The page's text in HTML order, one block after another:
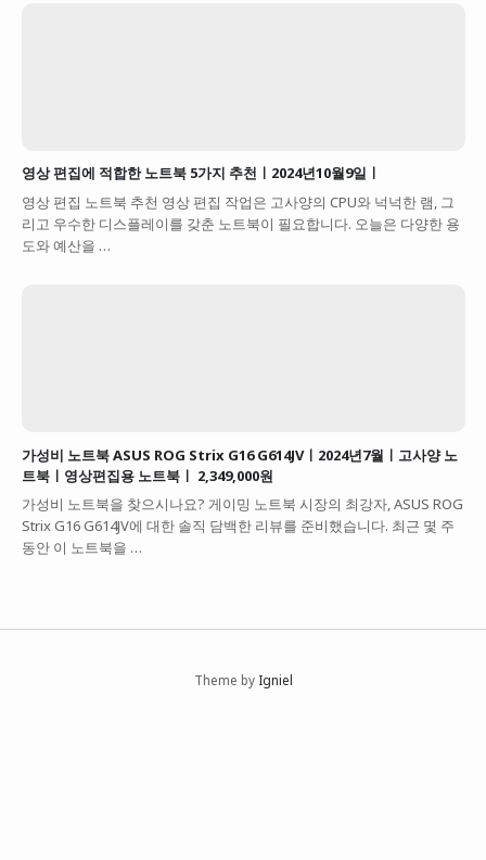
영상 편집에 적합한 노트북 5가지 추천ㅣ2024년10월9일ㅣ
영상 편집 노트북 추천 영상 편집 작업은 고사양의 CPU와 넉넉한 램, 그
리고 우수한 디스플레이를 갖춘 노트북이 필요합니다. 오늘은 다양한 용
도와 예산을 …
가성비 노트북 ASUS ROG Strix G16 G614JVㅣ2024년7월ㅣ고사양 노
트북ㅣ영상편집용 노트북ㅣ 2,349,000원
가성비 노트북을 찾으시나요? 게이밍 노트북 시장의 최강자, ASUS ROG
Strix G16 G614JV에 대한 솔직 담백한 리뷰를 준비했습니다. 최근 몇 주
동안 이 노트북을 …
Theme by Igniel